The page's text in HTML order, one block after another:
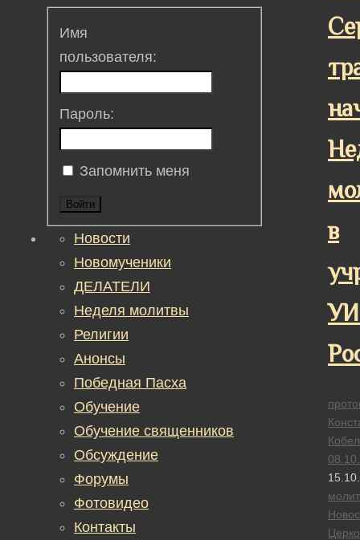
в
Имя
пользователя:
Пароль:
Запомнить меня
Войти
Новости
Новомученики
ДЕЛАТЕЛИ
Неделя молитвы
Религии
Анонсы
Победная Пасха
Обучение
Обучение священников
Обсуждение
Форумы
Фотовидео
Контакты